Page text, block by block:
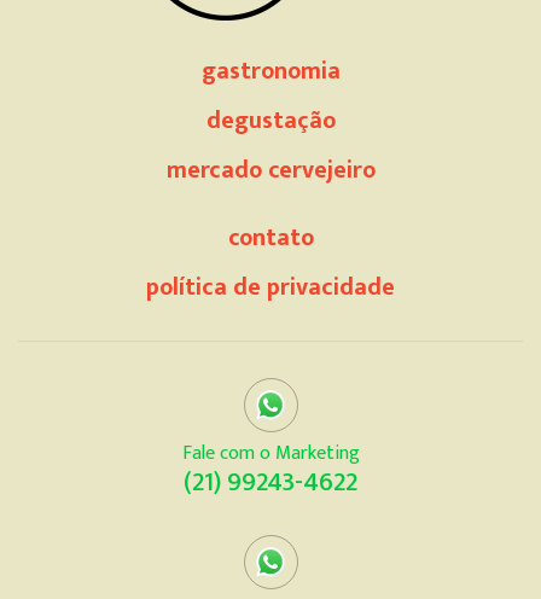
gastronomia
degustação
mercado cervejeiro
contato
política de privacidade
Fale com o Marketing
(21) 99243-4622